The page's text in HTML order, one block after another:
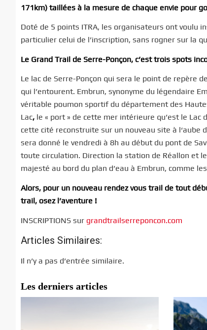
171km) taillées à la mesure de chaque envie pour
Doté de 5 points ITRA, les organisateurs ont voulu
particulier celui de l’inscription, sans rogner sur la
Le Grand Trail de Serre-Ponçon, c’est trois spots
Le lac de Serre-Ponçon qui sera le point de repère
qui l’entourent. Embrun, synonyme du légendaire
véritable poumon sportif du département des
Lac, le « port » de cette mer intérieure qu’est le
cette cité reconstruite sur un nouveau site à l‘aube
sera donné le vendredi à 8h au début du pont de
toute circulation. Direction la station de Réallon et
majesté au bord du plan d’eau à Embrun, comme
Alors, pour un nouveau rendez vous trail de tout
trail, osez l’aventure !
INSCRIPTIONS sur grandtrailserreponcon.com
Articles Similaires:
Il n’y a pas d’entrée similaire.
Les derniers articles